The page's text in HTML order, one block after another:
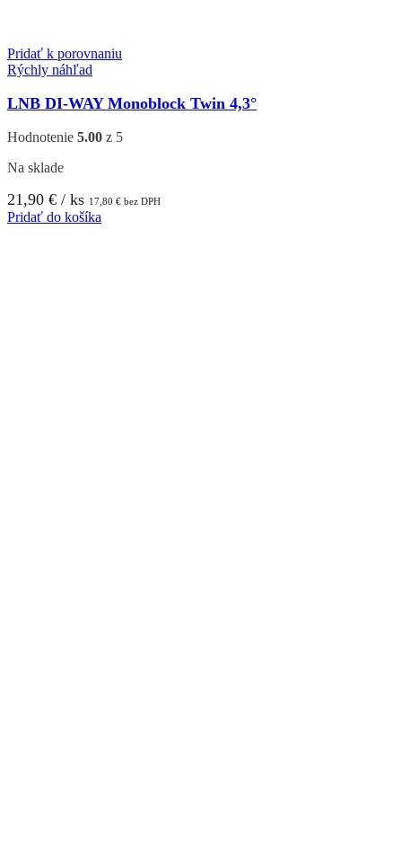
Pridať k porovnaniu
Rýchly náhľad
LNB DI-WAY Monoblock Twin 4,3°
Hodnotenie 5.00 z 5
Na sklade
21,90 € / ks 17,80 € bez DPH
Pridať do košíka